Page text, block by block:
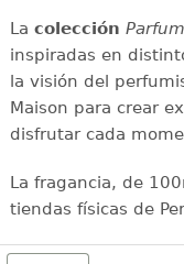
La colección
inspiradas en
la visión del
Maison para crear
disfrutar cada
La fragancia, de
tiendas físicas de